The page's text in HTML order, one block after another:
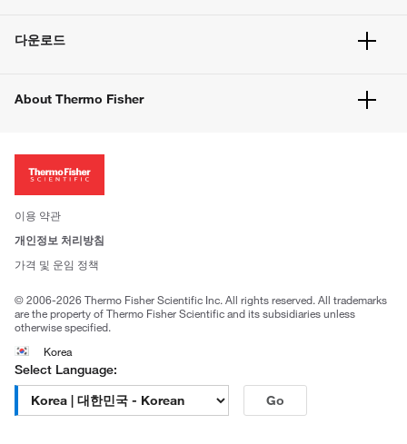
벌크 주문
고객 센터
웹사이트 개선사항
다운로드
About Thermo Fisher
투자자
사회적 책임
브랜드
이용 약관
개인정보 처리방침
가격 및 운임 정책
© 2006-2026 Thermo Fisher Scientific Inc. All rights reserved. All trademarks
are the property of Thermo Fisher Scientific and its subsidiaries unless
otherwise specified.
Korea
Select Language:
Go